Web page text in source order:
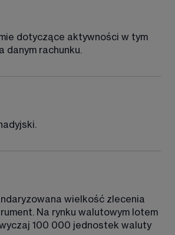
dotyczące aktywności w tym
danym rachunku.
wielkość zlecenia
Na rynku walutowym lotem
100 000 jednostek waluty